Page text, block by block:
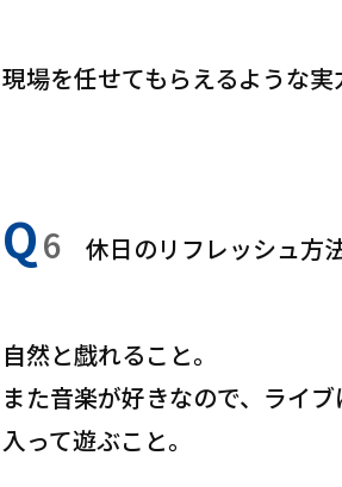
現場を任せてもらえるような実
Q6 休日のリフレッシュ方
自然と戯れること。
また音楽が好きなので、ライ
入って遊ぶこと。